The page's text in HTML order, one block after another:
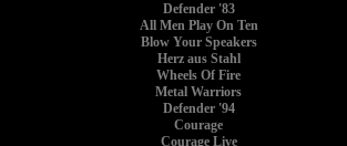
Defender '83
All Men Play On Ten
Blow Your Speakers
Herz aus Stahl
Wheels Of Fire
Metal Warriors
Defender '94
Courage
Courage Live